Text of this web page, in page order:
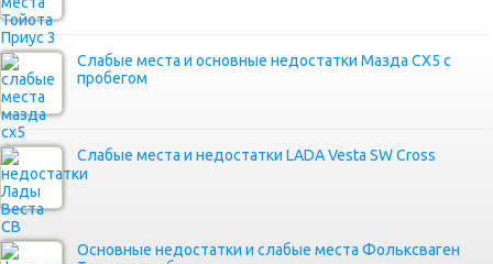
Слабые места и основные недостатки Мазда СХ5 с
пробегом
Слабые места и недостатки LADA Vesta SW Cross
Основные недостатки и слабые места Фольксваген